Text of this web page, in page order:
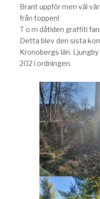
Brant uppför men väl
från toppen!
T o m dåtiden graffiti
Detta blev den sista
Kronobergs län.
202 i ordningen.